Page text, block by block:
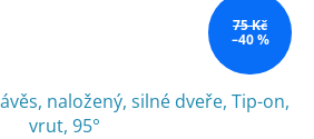
75 Kč
–40 %
naložený, silné dveře, Tip-on,
vrut, 95°